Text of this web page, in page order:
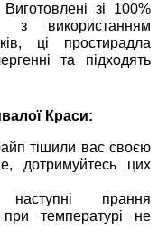
Виготовлені зі 100%
з використанням
ці простирадла
та підходять
Краси:
тішили вас своєю
дотримуйтесь цих
прання
температурі не